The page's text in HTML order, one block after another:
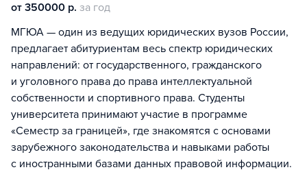
от 350000 р. за год
МГЮА — один из ведущих юридических вузов России,
предлагает абитуриентам весь спектр юридических
направлений: от государственного, гражданского
и уголовного права до права интеллектуальной
собственности и спортивного права. Студенты
университета принимают участие в программе
«Семестр за границей», где знакомятся с основами
зарубежного законодательства и навыками работы
с иностранными базами данных правовой информации.